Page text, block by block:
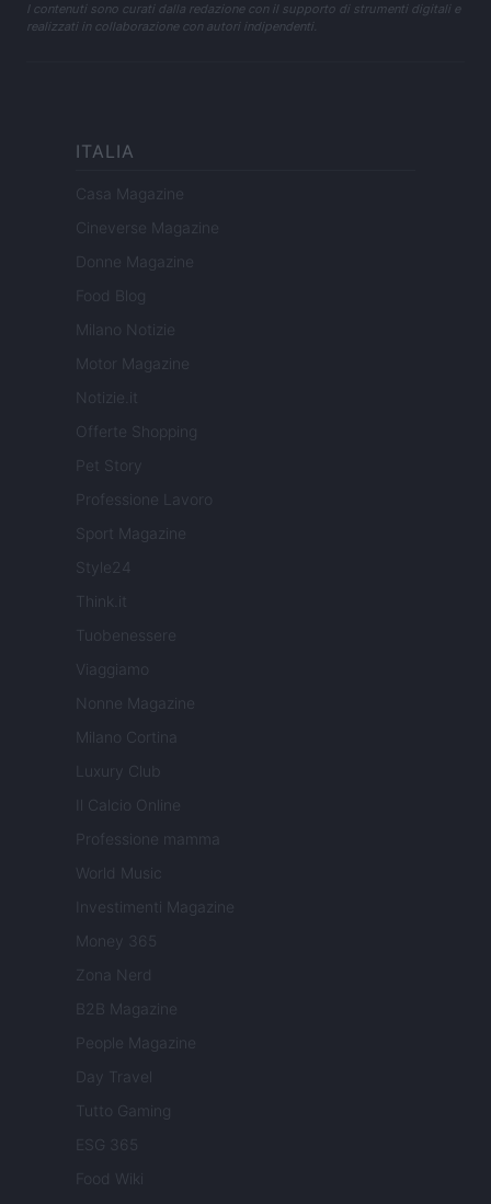
I contenuti sono curati dalla redazione con il supporto di strumenti digitali e
realizzati in collaborazione con autori indipendenti.
ITALIA
Casa Magazine
Cineverse Magazine
Donne Magazine
Food Blog
Milano Notizie
Motor Magazine
Notizie.it
Offerte Shopping
Pet Story
Professione Lavoro
Sport Magazine
Style24
Think.it
Tuobenessere
Viaggiamo
Nonne Magazine
Milano Cortina
Luxury Club
Il Calcio Online
Professione mamma
World Music
Investimenti Magazine
Money 365
Zona Nerd
B2B Magazine
People Magazine
Day Travel
Tutto Gaming
ESG 365
Food Wiki